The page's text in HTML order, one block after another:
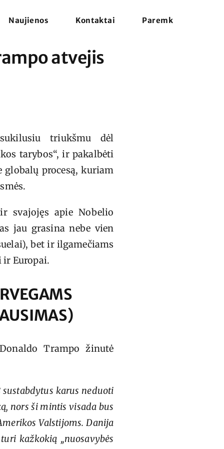
Naujienos Kontaktai Paremk
atvejis
triukšmu dėl
tarybos“, ir pakalbėti
procesą, kuriam
svajojęs apie Nobelio
jau grasina nebe vien
bet ir ilgamečiams
Europai.
Trampo žinutė
karus neduoti
nors ši mintis visada bus
Valstijoms. Danija
kažkokią „nuosavybės